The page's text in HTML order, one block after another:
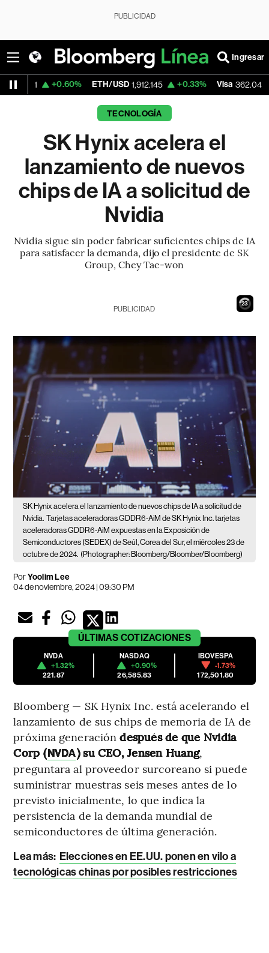
PUBLICIDAD
Ingresar
ETH/USD 1,912.145 +0.33% Visa 362.04 -2.28%
TECNOLOGÍA
SK Hynix acelera el
lanzamiento de nuevos
chips de IA a solicitud de
Nvidia
Nvidia sigue sin poder fabricar suficientes chips de IA
para satisfacer la demanda, dijo el presidente de SK
Group, Chey Tae-won
22
PUBLICIDAD
SK Hynix acelera el lanzamiento de nuevos chips de IA a solicitud de
Nvidia. Tarjetas aceleradoras GDDR6-AiM de SK Hynix Inc. tarjetas
aceleradoras GDDR6-AiM expuestas en la Exposición de
Semiconductores (SEDEX) de Seúl, Corea del Sur, el miércoles 23 de
octubre de 2024. (Photographer: Bloomberg/Bloomber/Bloomberg)
PorYoolim Lee
04 de noviembre, 2024 | 09:30 PM
ÚLTIMAS COTIZACIONES
NVDA
+1.32%
221.87
NASDAQ
+0.90%
26,585.83
IBOVESPA
-1.73%
172,501.80
Bloomberg — SK Hynix Inc. está acelerando el
lanzamiento de sus chips de memoria de IA de
próxima generacióndespués de que Nvidia
Corp (NVDA) su CEO, Jensen Huang,
preguntara al proveedor surcoreano si puede
suministrar muestras seis meses antes de lo
previsto inicialmente, lo que indica la
persistencia de la demanda mundial de
semiconductores de última generación.
Lea más: Elecciones en EE.UU. ponen en vilo a
tecnológicas chinas por posibles restricciones